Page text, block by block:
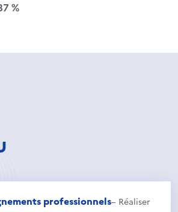
%
professionnels– Réaliser